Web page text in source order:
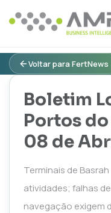
Voltar para FertNews
Boletim
Portos
08 de
Terminais de
atividades; falhas
navegação exigem